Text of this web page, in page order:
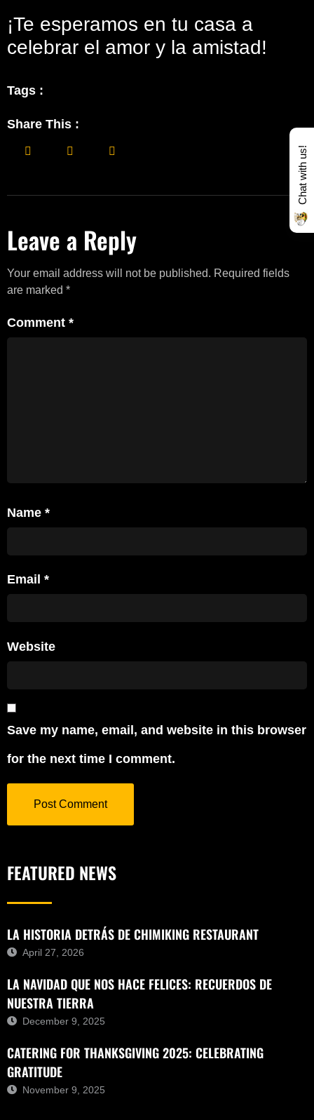
¡Te esperamos en tu casa a
celebrar el amor y la amistad!
Tags :
Share This :
Leave a Reply
Your email address will not be published. Required fields
are marked *
Comment *
Name *
Email *
Website
Save my name, email, and website in this browser
for the next time I comment.
FEATURED NEWS
LA HISTORIA DETRÁS DE CHIMIKING RESTAURANT
April 27, 2026
LA NAVIDAD QUE NOS HACE FELICES: RECUERDOS DE
NUESTRA TIERRA
December 9, 2025
CATERING FOR THANKSGIVING 2025: CELEBRATING
GRATITUDE
November 9, 2025
Chat with us!